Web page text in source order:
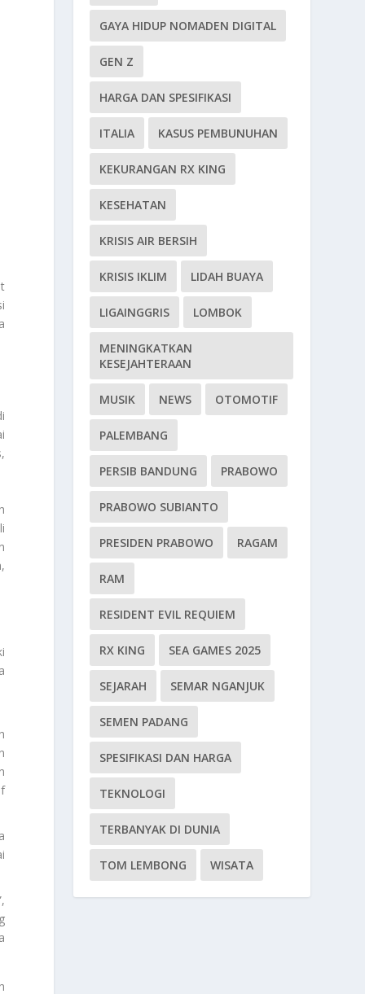
GAYA HIDUP NOMADEN DIGITAL
GEN Z
HARGA DAN SPESIFIKASI
ITALIA KASUS PEMBUNUHAN
KEKURANGAN RX KING
KESEHATAN
KRISIS AIR BERSIH
KRISIS IKLIM LIDAH BUAYA
LIGAINGGRIS LOMBOK
MENINGKATKAN
KESEJAHTERAAN
MUSIK NEWS OTOMOTIF
PALEMBANG
PERSIB BANDUNG PRABOWO
PRABOWO SUBIANTO
PRESIDEN PRABOWO RAGAM
RAM
RESIDENT EVIL REQUIEM
RX KING SEA GAMES 2025
SEJARAH SEMAR NGANJUK
SEMEN PADANG
SPESIFIKASI DAN HARGA
TEKNOLOGI
TERBANYAK DI DUNIA
TOM LEMBONG WISATA